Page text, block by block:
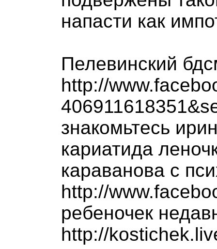
напасти как
Пелевинский
http://
знакомьтесь
кариатида
караванова с
http://
ребеночек
http://